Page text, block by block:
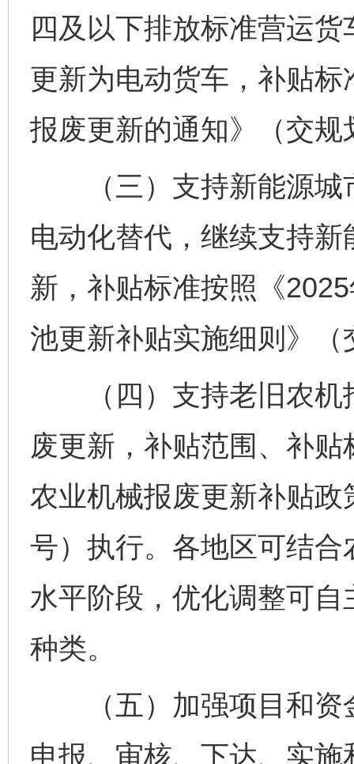
四及以下排放标准营运
更新为电动货车，补贴
报废更新的通知》（交
（三）支持新能源城
电动化替代，继续支持
新，补贴标准按照《
池更新补贴实施细则》
（四）支持老旧农机
废更新，补贴范围、补
农业机械报废更新补贴
号）执行。各地区可结
水平阶段，优化调整可
种类。
（五）加强项目和资
申报、审核、下达、实